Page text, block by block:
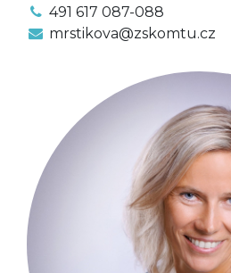
491 617 087-088
mrstikova@zskomtu.cz